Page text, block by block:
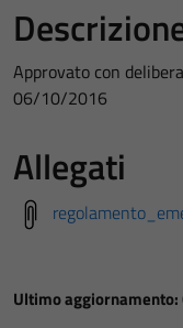
Approvato con
06/10/2016
Allegati
Ultimo aggiornamento: